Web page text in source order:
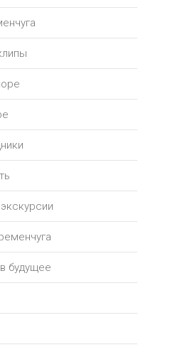
будущее